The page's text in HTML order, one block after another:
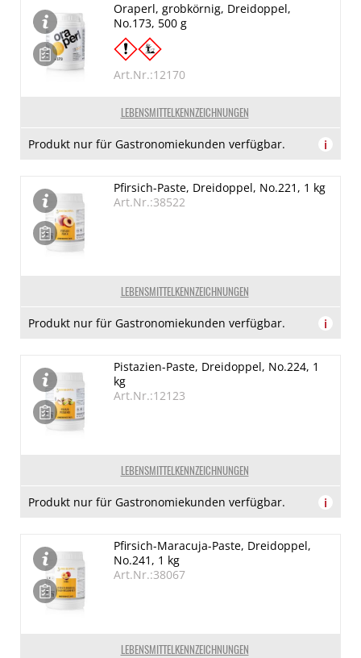
LEBENSMITTELKENNZEICHNUNGEN
Oraperl, grobkörnig, Dreidoppel,
No.173, 500 g
Art.Nr.:12170
Produkt nur für Gastronomiekunden verfügbar. i
LEBENSMITTELKENNZEICHNUNGEN
Pfirsich-Paste, Dreidoppel, No.221, 1 kg
Art.Nr.:38522
Produkt nur für Gastronomiekunden verfügbar. i
LEBENSMITTELKENNZEICHNUNGEN
Pistazien-Paste, Dreidoppel, No.224, 1
kg
Art.Nr.:12123
Produkt nur für Gastronomiekunden verfügbar. i
LEBENSMITTELKENNZEICHNUNGEN
Pfirsich-Maracuja-Paste, Dreidoppel,
No.241, 1 kg
Art.Nr.:38067